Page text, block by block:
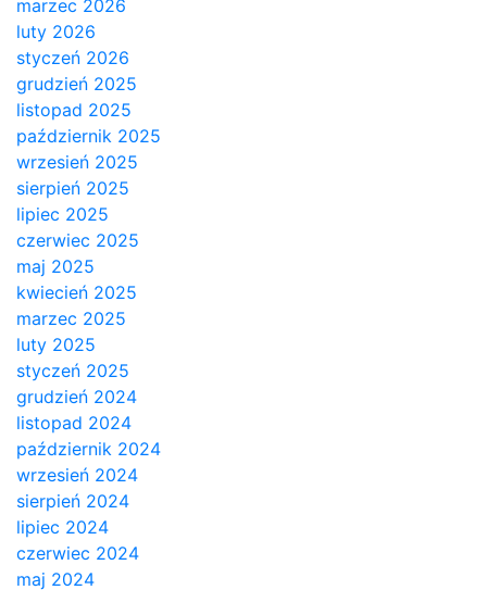
marzec 2026
luty 2026
styczeń 2026
grudzień 2025
listopad 2025
październik 2025
wrzesień 2025
sierpień 2025
lipiec 2025
czerwiec 2025
maj 2025
kwiecień 2025
marzec 2025
luty 2025
styczeń 2025
grudzień 2024
listopad 2024
październik 2024
wrzesień 2024
sierpień 2024
lipiec 2024
czerwiec 2024
maj 2024